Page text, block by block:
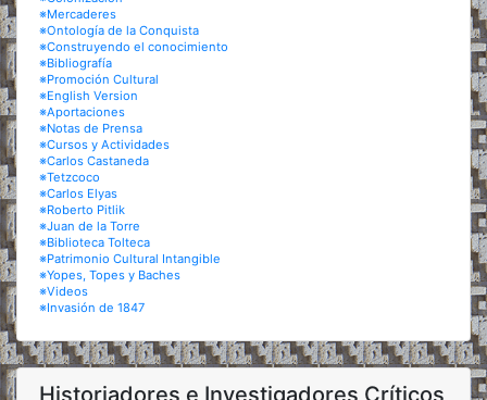
※Mercaderes
※Ontología de la Conquista
※Construyendo el conocimiento
※Bibliografía
※Promoción Cultural
※English Version
※Aportaciones
※Notas de Prensa
※Cursos y Actividades
※Carlos Castaneda
※Tetzcoco
※Carlos Elyas
※Roberto Pitlik
※Juan de la Torre
※Biblioteca Tolteca
※Patrimonio Cultural Intangible
※Yopes, Topes y Baches
※Videos
※Invasión de 1847
Historiadores e Investigadores Críticos